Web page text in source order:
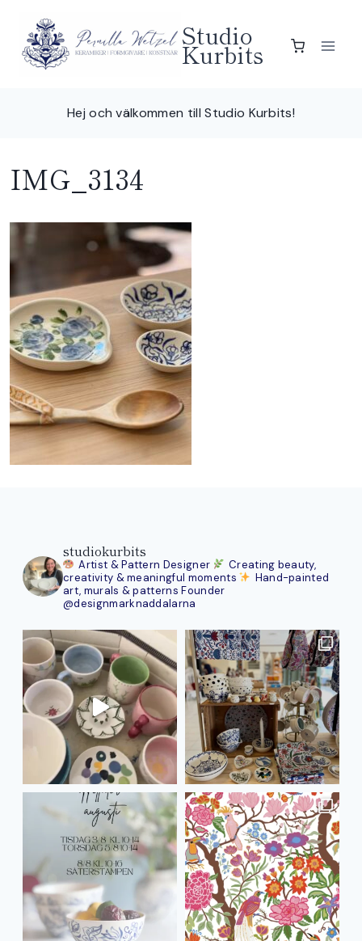
content
Studio
Kurbits
Hej och välkommen till Studio Kurbits!
IMG_3134
studiokurbits
Artist & Pattern Designer
Creating beauty,
creativity & meaningful moments
Hand-painted
art, murals & patterns Founder
@designmarknaddalarna